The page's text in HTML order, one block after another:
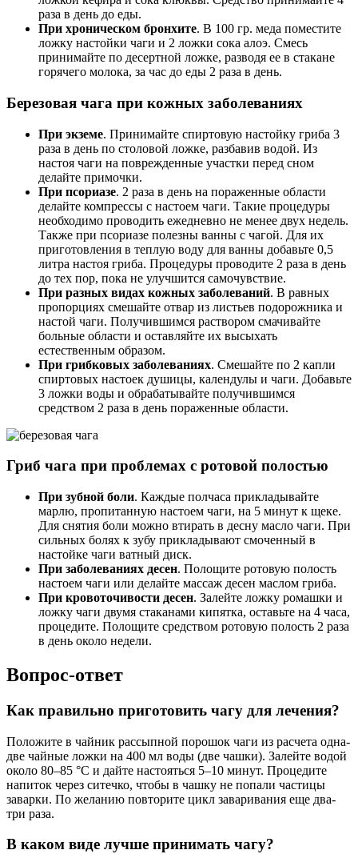
раза в день до еды.
При хроническом бронхите. В 100 гр. меда поместите
ложку настойки чаги и 2 ложки сока алоэ. Смесь
принимайте по десертной ложке, разводя ее в стакане
горячего молока, за час до еды 2 раза в день.
Березовая чага при кожных заболеваниях
При экземе. Принимайте спиртовую настойку гриба 3
раза в день по столовой ложке, разбавив водой. Из
настоя чаги на поврежденные участки перед сном
делайте примочки.
При псориазе. 2 раза в день на пораженные области
делайте компрессы с настоем чаги. Такие процедуры
необходимо проводить ежедневно не менее двух недель.
Также при псориазе полезны ванны с чагой. Для их
приготовления в теплую воду для ванны добавьте 0,5
литра настоя гриба. Процедуры проводите 2 раза в день
до тех пор, пока не улучшится самочувствие.
При разных видах кожных заболеваний. В равных
пропорциях смешайте отвар из листьев подорожника и
настой чаги. Получившимся раствором смачивайте
больные области и оставляйте их высыхать
естественным образом.
При грибковых заболеваниях. Смешайте по 2 капли
спиртовых настоек душицы, календулы и чаги. Добавьте
3 ложки воды и обрабатывайте получившимся
средством 2 раза в день пораженные области.
Гриб чага при проблемах с ротовой полостью
При зубной боли. Каждые полчаса прикладывайте
марлю, пропитанную настоем чаги, на 5 минут к щеке.
Для снятия боли можно втирать в десну масло чаги. При
сильных болях к зубу прикладывают смоченный в
настойке чаги ватный диск.
При заболеваниях десен. Полощите ротовую полость
настоем чаги или делайте массаж десен маслом гриба.
При кровоточивости десен. Залейте ложку ромашки и
ложку чаги двумя стаканами кипятка, оставьте на 4 часа,
процедите. Полощите средством ротовую полость 2 раза
в день около недели.
Вопрос-ответ
Как правильно приготовить чагу для лечения?
Положите в чайник рассыпной порошок чаги из расчета одна-
две чайные ложки на 400 мл воды (две чашки). Залейте водой
около 80–85 °С и дайте настояться 5–10 минут. Процедите
напиток через ситечко, чтобы в чашку не попали частицы
заварки. По желанию повторите цикл заваривания еще два-
три раза.
В каком виде лучше принимать чагу?